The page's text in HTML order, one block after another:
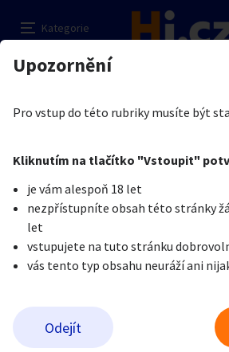
Kategorie
Auto-moto
Reality a bydlení
Zvířata
Stroje a nářadí PC a elektro
Sběratelství
Přidat inzerát
Erotika Dívky na erotické služby
Je nám líto, ale tenhle inzerát již
Privátní saunování
Kupující
Pošlete uživateli zprávu
Nahlásit inzerát
Upozornění
Pro vstup do této rubriky musíte být
Kliknutím na tlačítko "Vstoupit"
je vám alespoň 18 let
nezpřístupníte obsah této stránky
let
vstupujete na tuto stránku
vás tento typ obsahu neuráží ani
Odejít